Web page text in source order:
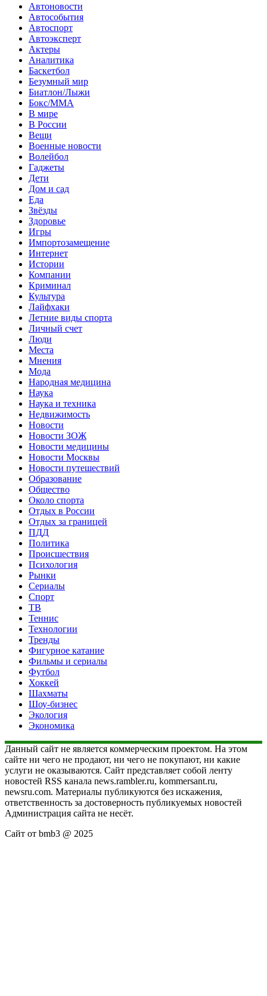
Автоновости
Автособытия
Автоспорт
Автоэксперт
Актеры
Аналитика
Баскетбол
Безумный мир
Биатлон/Лыжи
Бокс/MMA
В мире
В России
Вещи
Военные новости
Волейбол
Гаджеты
Дети
Дом и сад
Еда
Звёзды
Здоровье
Игры
Импортозамещение
Интернет
Истории
Компании
Криминал
Культура
Лайфхаки
Летние виды спорта
Личный счет
Люди
Места
Мнения
Мода
Народная медицина
Наука
Наука и техника
Недвижимость
Новости
Новости ЗОЖ
Новости медицины
Новости Москвы
Новости путешествий
Образование
Общество
Около спорта
Отдых в России
Отдых за границей
ПДД
Политика
Происшествия
Психология
Рынки
Сериалы
Спорт
ТВ
Теннис
Технологии
Тренды
Фигурное катание
Фильмы и сериалы
Футбол
Хоккей
Шахматы
Шоу-бизнес
Экология
Экономика
Данный сайт не является коммерческим проектом. На этом
сайте ни чего не продают, ни чего не покупают, ни какие
услуги не оказываются. Сайт представляет собой ленту
новостей RSS канала news.rambler.ru, kommersant.ru,
newsru.com. Материалы публикуются без искажения,
ответственность за достоверность публикуемых новостей
Администрация сайта не несёт.
Сайт от bmb3 @ 2025